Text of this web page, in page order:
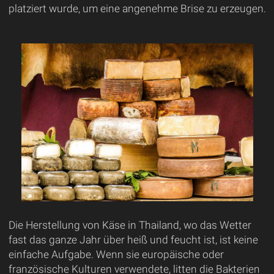
platziert wurde, um eine angenehme Brise zu erzeugen.
Die Herstellung von Käse in Thailand, wo das Wetter
fast das ganze Jahr über heiß und feucht ist, ist keine
einfache Aufgabe. Wenn sie europäische oder
französische Kulturen verwendete, litten die Bakterien